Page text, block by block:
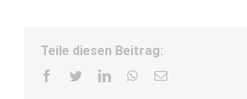
Teile diesen Beitrag:
Facebook
TwitterLinkedInWhatsApp
E-